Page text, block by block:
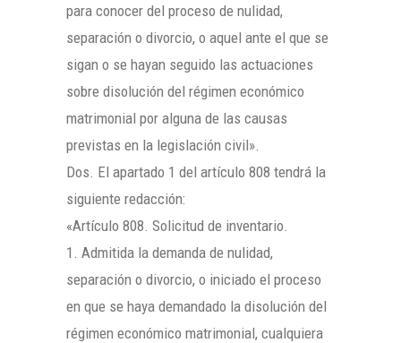
para conocer del proceso de nulidad,
separación o divorcio, o aquel ante el que se
sigan o se hayan seguido las actuaciones
sobre disolución del régimen económico
matrimonial por alguna de las causas
previstas en la legislación civil».
Dos. El apartado 1 del artículo 808 tendrá la
siguiente redacción:
«Artículo 808. Solicitud de inventario.
1. Admitida la demanda de nulidad,
separación o divorcio, o iniciado el proceso
en que se haya demandado la disolución del
régimen económico matrimonial, cualquiera